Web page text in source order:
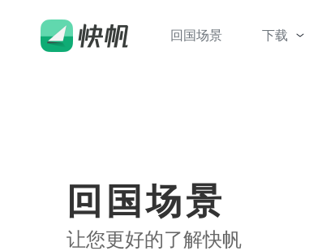
回国场景 下载
回国场景
让您更好的了解快帆